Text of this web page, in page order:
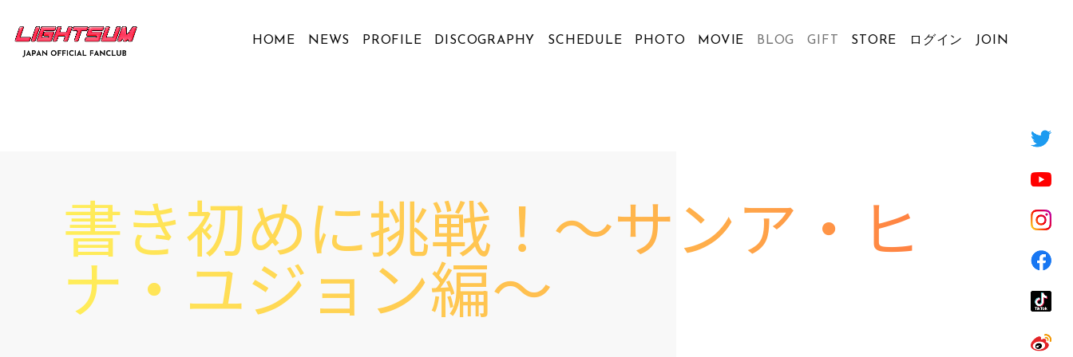
HOME NEWS PROFILE DISCOGRAPHY SCHEDULE PHOTO MOVIE BLOG GIFT STORE ログイン JOIN
書き初めに挑戦！〜サンア・ヒ
ナ・ユジョン編〜